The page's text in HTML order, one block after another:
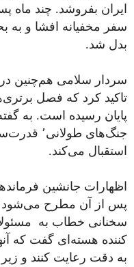
ایران بفروشد. چند ماه
سفر مخفیانه افشا و به
بدل شد.
سردار سلامی هم‌چنین
تاکید کرد که فصل
پایان رسیده است. به
جنگ‌های
استقبال می‌کند.
اظهارات جانشین
سخنانی خطاب به
کننده هسته‌ای گفت که